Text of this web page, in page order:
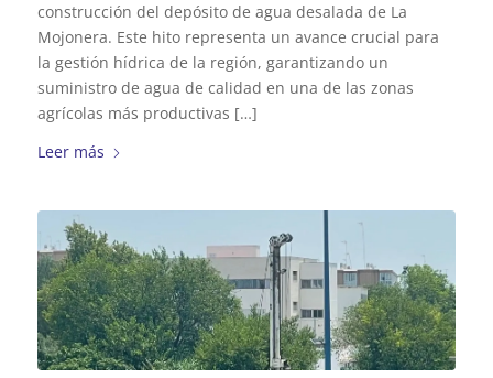
construcción del depósito de agua desalada de La
Mojonera. Este hito representa un avance crucial para
la gestión hídrica de la región, garantizando un
suministro de agua de calidad en una de las zonas
agrícolas más productivas […]
Leer más